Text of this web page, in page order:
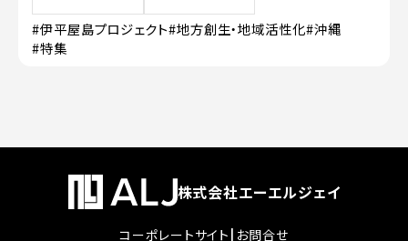
#伊平屋島プロジェクト#地方創生・地域活性化#沖縄
#特集
株式会社エーエルジェイ
コーポレートサイト | お問合せ